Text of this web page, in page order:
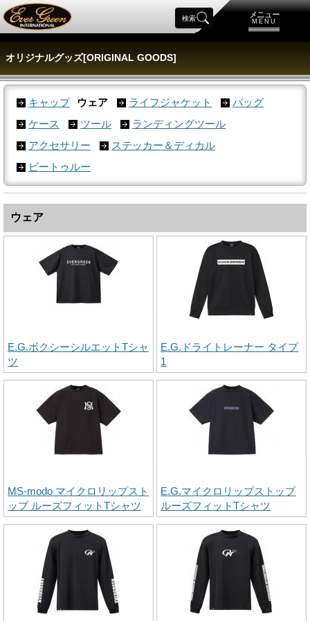
メニュー
MENU
検索
オリジナルグッズ[ORIGINAL GOODS]
キャップ ウェア ライフジャケット
バッグ
ケース
ツール
ランディングツール
アクセサリー
ステッカー＆ディカル
ビートゥルー
ウェア
E.G.ボクシーシルエットTシャ
ツ
E.G.ドライトレーナー タイプ
1
MS-modo マイクロリップスト
ップ ルーズフィットTシャツ
E.G.マイクロリップストップ
ルーズフィットTシャツ